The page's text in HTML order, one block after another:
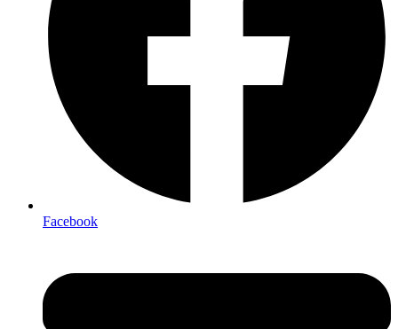
Facebook